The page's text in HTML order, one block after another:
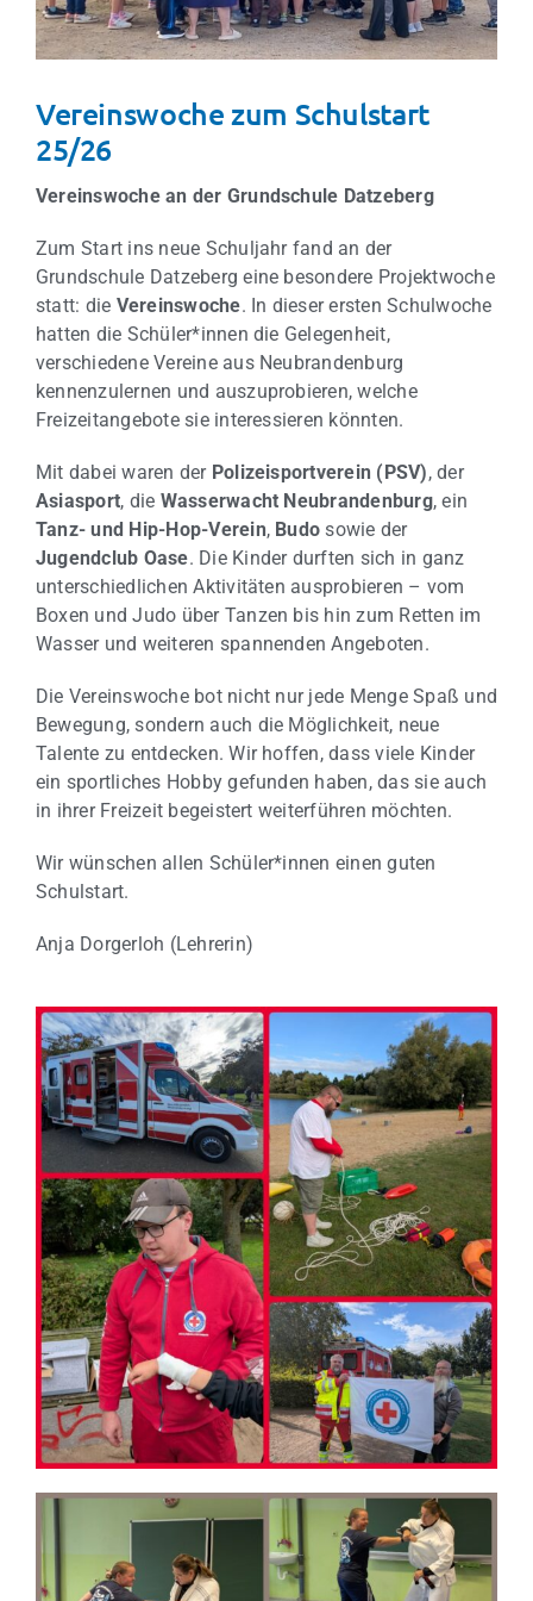
Vereinswoche zum Schulstart
25/26
Vereinswoche an der Grundschule Datzeberg
Zum Start ins neue Schuljahr fand an der
Grundschule Datzeberg eine besondere Projektwoche
statt: die Vereinswoche. In dieser ersten Schulwoche
hatten die Schüler*innen die Gelegenheit,
verschiedene Vereine aus Neubrandenburg
kennenzulernen und auszuprobieren, welche
Freizeitangebote sie interessieren könnten.
Mit dabei waren der Polizeisportverein (PSV), der
Asiasport, die Wasserwacht Neubrandenburg, ein
Tanz- und Hip-Hop-Verein, Budo sowie der
Jugendclub Oase. Die Kinder durften sich in ganz
unterschiedlichen Aktivitäten ausprobieren – vom
Boxen und Judo über Tanzen bis hin zum Retten im
Wasser und weiteren spannenden Angeboten.
Die Vereinswoche bot nicht nur jede Menge Spaß und
Bewegung, sondern auch die Möglichkeit, neue
Talente zu entdecken. Wir hoffen, dass viele Kinder
ein sportliches Hobby gefunden haben, das sie auch
in ihrer Freizeit begeistert weiterführen möchten.
Wir wünschen allen Schüler*innen einen guten
Schulstart.
Anja Dorgerloh (Lehrerin)